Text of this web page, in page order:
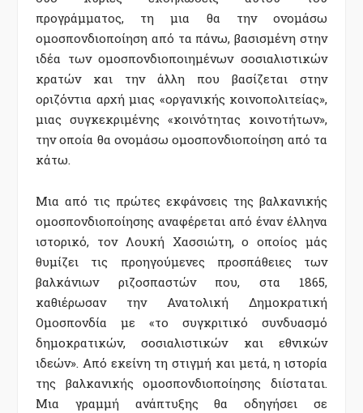
προγράμματος, τη μια θα την ονομάσω
ομοσπονδιοποίηση από τα πάνω, βασισμένη στην
ιδέα των ομοσπονδιοποιημένων σοσιαλιστικών
κρατών και την άλλη που βασίζεται στην
οριζόντια αρχή μιας «οργανικής κοινοπολιτείας»,
μιας συγκεκριμένης «κοινότητας κοινοτήτων»,
την οποία θα ονομάσω ομοσπονδιοποίηση από τα
κάτω.
Μια από τις πρώτες εκφάνσεις της βαλκανικής
ομοσπονδιοποίησης αναφέρεται από έναν έλληνα
ιστορικό, τον Λουκή Χασσιώτη, ο οποίος μάς
θυμίζει τις προηγούμενες προσπάθειες των
βαλκάνιων ριζοσπαστών που, στα 1865,
καθιέρωσαν την Ανατολική Δημοκρατική
Ομοσπονδία με «το συγκριτικό συνδυασμό
δημοκρατικών, σοσιαλιστικών και εθνικών
ιδεών». Από εκείνη τη στιγμή και μετά, η ιστορία
της βαλκανικής ομοσπονδιοποίησης διίσταται.
Μια γραμμή ανάπτυξης θα οδηγήσει σε